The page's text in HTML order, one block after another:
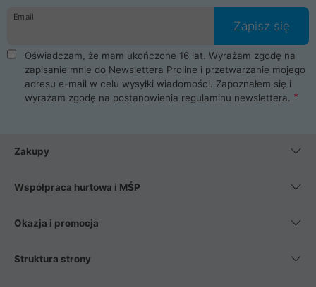
Email
Zapisz się
Oświadczam, że mam ukończone 16 lat. Wyrażam zgodę na
zapisanie mnie do Newslettera Proline i przetwarzanie mojego
adresu e-mail w celu wysyłki wiadomości. Zapoznałem się i
wyrażam zgodę na postanowienia regulaminu newslettera.
Zakupy
Współpraca hurtowa i MŚP
Okazja i promocja
Struktura strony